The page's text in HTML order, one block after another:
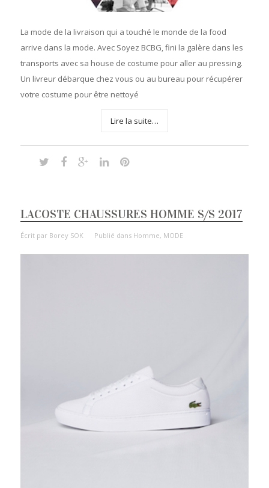
La mode de la livraison qui a touché le monde de la food
arrive dans la mode. Avec Soyez BCBG, fini la galère dans les
transports avec sa house de costume pour aller au pressing.
Un livreur débarque chez vous ou au bureau pour récupérer
votre costume pour être nettoyé
Lire la suite…
LACOSTE CHAUSSURES HOMME S/S 2017
Écrit par Borey SOK Publié dans Homme, MODE